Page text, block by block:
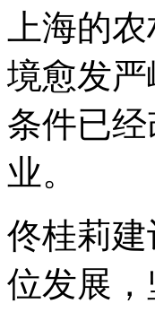
上海的
境愈发
条件已
业。
佟桂莉
位发展